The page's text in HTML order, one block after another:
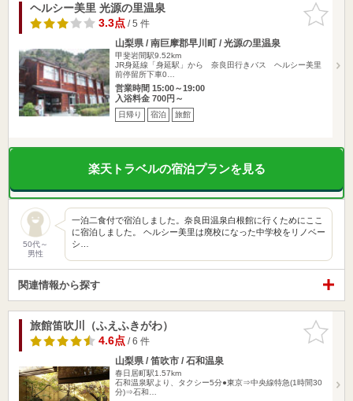
お気に入
りに追加
ヘルシー美里 光源の里温泉
3.3点/ 5 件
山梨県 / 南巨摩郡早川町 / 光源の里温泉
甲斐岩間駅9.52km
JR身延線「身延駅」から 奈良田行きバス ヘルシー美里
前停留所下車0…
営業時間 15:00～19:00
入浴料金 700円～
日帰り 宿泊 旅館
楽天トラベルの宿泊プランを見る
50代～
男性
一泊二食付で宿泊しました。奈良田温泉白根館に行くためにここ
に宿泊しました。 ヘルシー美里は廃校になった中学校をリノベー
シ…
関連情報から探す
お気に入
りに追加
旅館笛吹川（ふえふきがわ）
4.6点/ 6 件
山梨県 / 笛吹市 / 石和温泉
春日居町駅1.57km
石和温泉駅より、タクシー5分●東京⇒中央線特急(1時間30
分)⇒石和…